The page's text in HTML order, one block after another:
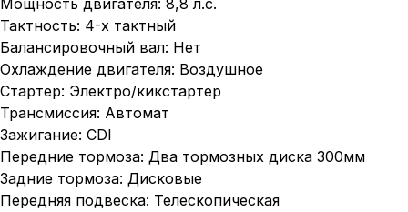
Мощность двигателя: 8,8 л.с.
Тактность: 4-х тактный
Балансировочный вал: Нет
Охлаждение двигателя: Воздушное
Стартер: Электро/кикстартер
Трансмиссия: Автомат
Зажигание: CDI
Передние тормоза: Два тормозных диска 300мм
Задние тормоза: Дисковые
Передняя подвеска: Телескопическая